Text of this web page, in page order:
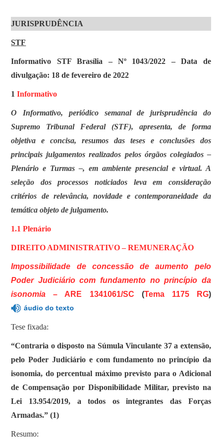
JURISPRUDÊNCIA
STF
Informativo STF Brasília – Nº 1043/2022 – Data de
divulgação: 18 de fevereiro de 2022
1Informativo
O Informativo, periódico semanal de jurisprudência do
Supremo Tribunal Federal (STF), apresenta, de forma
objetiva e concisa, resumos das teses e conclusões dos
principais julgamentos realizados pelos órgãos colegiados –
Plenário e Turmas –, em ambiente presencial e virtual. A
seleção dos processos noticiados leva em consideração
critérios de relevância, novidade e contemporaneidade da
temática objeto de julgamento.
1.1 Plenário
DIREITO ADMINISTRATIVO – REMUNERAÇÃO
Impossibilidade de concessão de aumento pelo
Poder Judiciário com fundamento no princípio da
isonomia – ARE 1341061/SC (Tema 1175 RG)
Tese fixada:
“Contraria o disposto na Súmula Vinculante 37 a extensão,
pelo Poder Judiciário e com fundamento no princípio da
isonomia, do percentual máximo previsto para o Adicional
de Compensação por Disponibilidade Militar, previsto na
Lei 13.954/2019, a todos os integrantes das Forças
Armadas.” (1)
Resumo: